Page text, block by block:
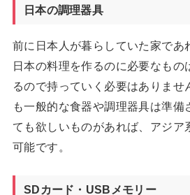
日本の調理器具
前に日本人が暮らしていた家であ
日本の料理を作るのに必要なもの
るので持っていく必要はありませ
も一般的な食器や調理器具は準備
ても欲しいものがあれば、アジア
可能です。
SDカード・USBメモリー